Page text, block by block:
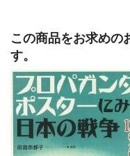
この商品をお求めの
す。